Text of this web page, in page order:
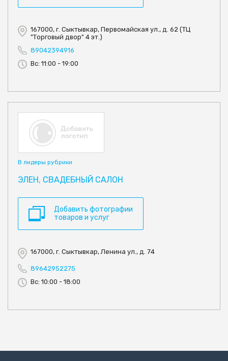
167000, г. Сыктывкар, Первомайская ул., д. 62 (ТЦ
"Торговый двор" 4 эт.)
89042394916
Вс: 11:00 - 19:00
В лидеры рубрики
ЭЛЕН, СВАДЕБНЫЙ САЛОН
Добавить фотографии
товаров и услуг
167000, г. Сыктывкар, Ленина ул., д. 74
89642952275
Вс: 10:00 - 18:00